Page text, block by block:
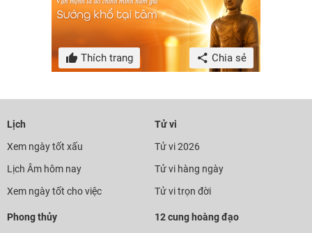
Thích trang Chia sẻ
Lịch
Xem ngày tốt xấu
Lịch Âm hôm nay
Xem ngày tốt cho việc
Tử vi
Tử vi 2026
Tử vi hàng ngày
Tử vi trọn đời
Phong thủy
12 cung hoàng đạo